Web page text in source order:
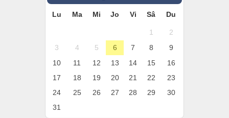
Lu Ma Mi Jo Vi Sâ Du
1
2
3
4 5 6 7 8
9
10
11 12 13 14 15
16
17
18 19 20 21 22
23
24
25 26 27 28 29
30
31